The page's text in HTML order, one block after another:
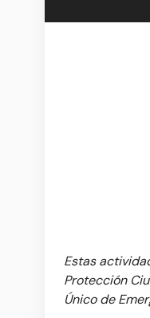
Estas
Protección
Único de